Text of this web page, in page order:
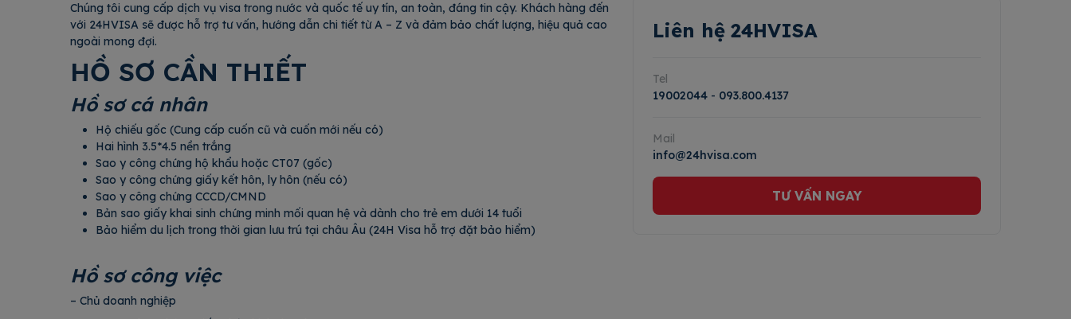
Chúng tôi cung cấp dịch vụ visa trong nước và quốc tế uy tín, an toàn, đáng tin cậy. Khách hàng đến
với 24HVISA sẽ được hỗ trợ tư vấn, hướng dẫn chi tiết từ A – Z và đảm bảo chất lượng, hiệu quả cao
ngoài mong đợi.
HỒ SƠ CẦN THIẾT
Hồ sơ cá nhân
Hộ chiếu gốc (Cung cấp cuốn cũ và cuốn mới nếu có)
Hai hình 3.5*4.5 nền trắng
Sao y công chứng hộ khẩu hoặc CT07 (gốc)
Sao y công chứng giấy kết hôn, ly hôn (nếu có)
Sao y công chứng CCCD/CMND
Bản sao giấy khai sinh chứng minh mối quan hệ và dành cho trẻ em dưới 14 tuổi
Bảo hiểm du lịch trong thời gian lưu trú tại châu Âu (24H Visa hỗ trợ đặt bảo hiểm)
Hồ sơ công việc
– Chủ doanh nghiệp
Liên hệ 24HVISA
Tel
19002044 - 093.800.4137
Mail
info@24hvisa.com
TƯ VẤN NGAY